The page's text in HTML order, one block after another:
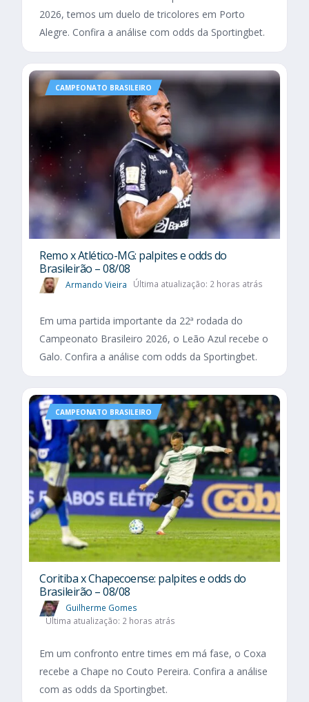
2026, temos um duelo de tricolores em Porto
Alegre. Confira a análise com odds da Sportingbet.
CAMPEONATO BRASILEIRO
Remo x Atlético-MG: palpites e odds do
Brasileirão – 08/08
Armando Vieira Última atualização: 2 horas atrás
Em uma partida importante da 22ª rodada do
Campeonato Brasileiro 2026, o Leão Azul recebe o
Galo. Confira a análise com odds da Sportingbet.
CAMPEONATO BRASILEIRO
Coritiba x Chapecoense: palpites e odds do
Brasileirão – 08/08
Guilherme Gomes
Última atualização: 2 horas atrás
Em um confronto entre times em má fase, o Coxa
recebe a Chape no Couto Pereira. Confira a análise
com as odds da Sportingbet.